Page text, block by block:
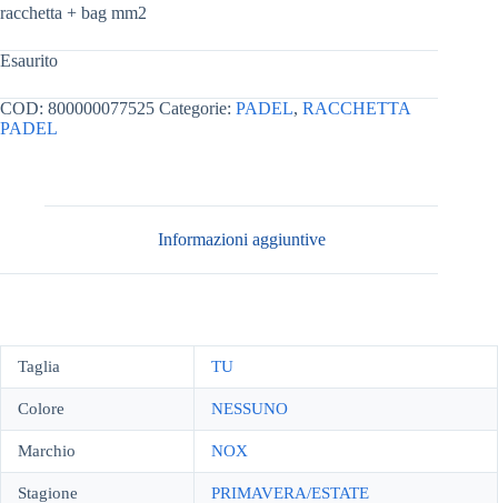
originale
210,00€.
attuale
189,00€.
racchetta + bag mm2
Esaurito
COD: 800000077525 Categorie: PADEL, RACCHETTA
PADEL
Informazioni aggiuntive
Taglia TU
Colore NESSUNO
Marchio NOX
Stagione PRIMAVERA/ESTATE